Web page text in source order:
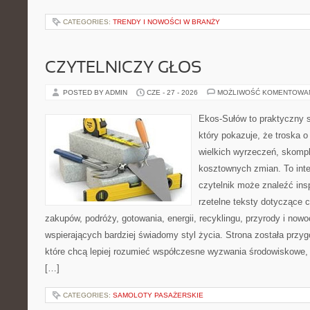
CATEGORIES: TRENDY I NOWOŚCI W BRANŻY
CZYTELNICZY GŁOS
POSTED BY ADMIN CZE - 27 - 2026 MOŻLIWOŚĆ
Ekos-Sułów to praktyczny
który pokazuje, że troska
wielkich wyrzeczeń,
kosztownych zmian. To
czytelnik może znaleźć
rzetelne teksty dotyczące
zakupów, podróży, gotowania, energii, recyklingu, przyrody i
wspierających bardziej świadomy styl życia. Strona została
które chcą lepiej rozumieć współczesne wyzwania
[…]
CATEGORIES: SAMOLOTY PASAŻERSKIE